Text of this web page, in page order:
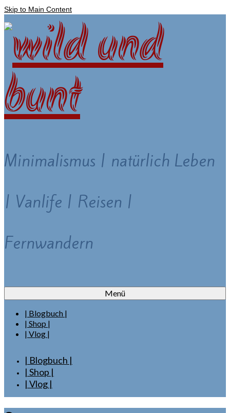
Skip to Main Content
Minimalismus | natürlich Leben
| Vanlife | Reisen |
Fernwandern
Menü
| Blogbuch |
| Shop |
| Vlog |
| Blogbuch |
| Shop |
| Vlog |